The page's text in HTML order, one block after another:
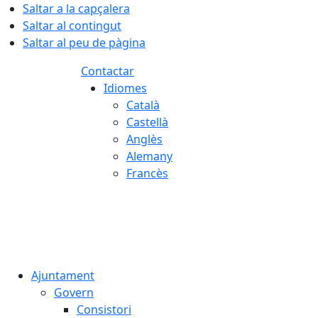
Saltar a la capçalera
Saltar al contingut
Saltar al peu de pàgina
Contactar
Idiomes
Català
Castellà
Anglès
Alemany
Francès
Ajuntament
Govern
Consistori